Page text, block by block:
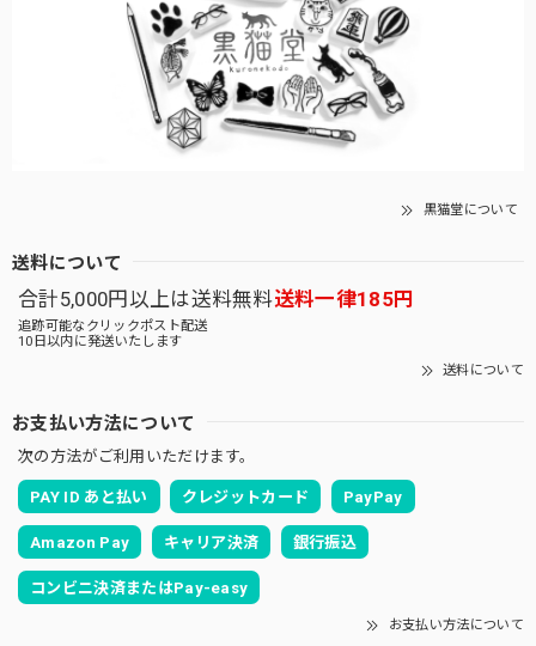
黒猫堂について
送料について
合計5,000円以上は送料無料送料一律185円
追跡可能なクリックポスト配送
10日以内に発送いたします
送料について
お支払い方法について
次の方法がご利用いただけます。
PAY ID あと払い クレジットカード PayPay
Amazon Pay キャリア決済 銀行振込
コンビニ決済またはPay-easy
お支払い方法について